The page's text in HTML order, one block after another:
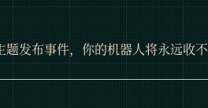
发布事件，你的机器人将永远收